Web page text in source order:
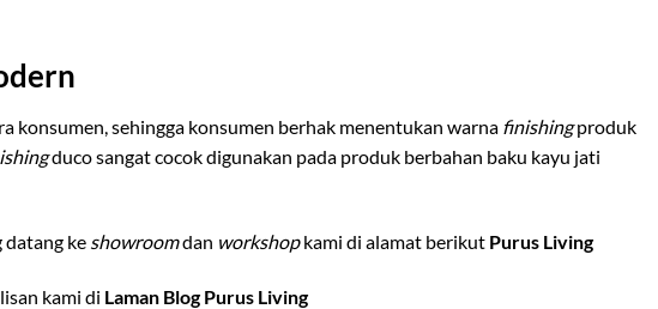
konsumen, sehingga konsumen berhak menentukan warna finishingproduk
duco sangat cocok digunakan pada produk berbahan baku kayu jati
datang ke showroomdan workshopkami di alamat berikut Purus Living
kami di Laman Blog Purus Living